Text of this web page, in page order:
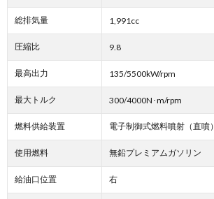
総排気量 1,991cc
圧縮比 9.8
最高出力 135/5500kW/rpm
最大トルク 300/4000N･m/rpm
燃料供給装置 電子制御式燃料噴射（直噴）
使用燃料 無鉛プレミアムガソリン
給油口位置 右